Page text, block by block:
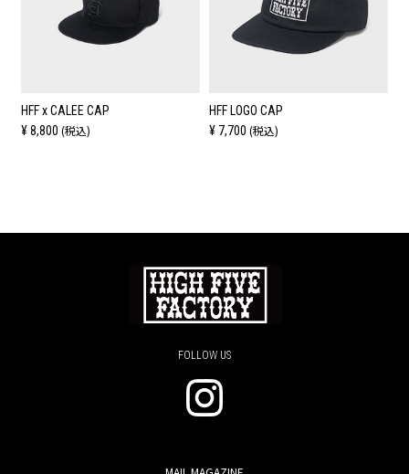
HFF x CALEE CAP
¥ 8,800 (税込)
HFF LOGO CAP
¥ 7,700 (税込)
FOLLOW US